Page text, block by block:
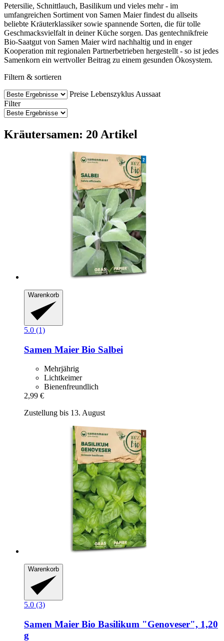
Petersilie, Schnittlauch, Basilikum und vieles mehr - im
umfangreichen Sortiment von Samen Maier findest du allseits
beliebte Kräuterklassiker sowie spannende Sorten, die für tolle
Geschmacksvielfalt in deiner Küche sorgen. Das gentechnikfreie
Bio-Saatgut von Samen Maier wird nachhaltig und in enger
Kooperation mit regionalen Partnerbetrieben hergestellt - so ist jedes
Samenkorn ein wertvoller Beitrag zu einem gesunden Ökosystem.
Filtern & sortieren
Preise Lebenszyklus Aussaat
Filter
Kräutersamen: 20 Artikel
Warenkorb
5.0 (1)
Samen Maier Bio Salbei
Mehrjährig
Lichtkeimer
Bienenfreundlich
2,99 €
Zustellung bis 13. August
Warenkorb
5.0 (3)
Samen Maier Bio Basilikum "Genoveser", 1,20
g